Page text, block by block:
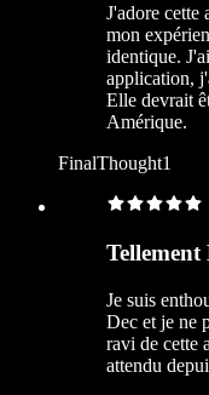
J'adore
mon
identique.
application,
Elle devrait
Amérique.
FinalThought1
Je suis
Dec et je ne
ravi de cette
attendu